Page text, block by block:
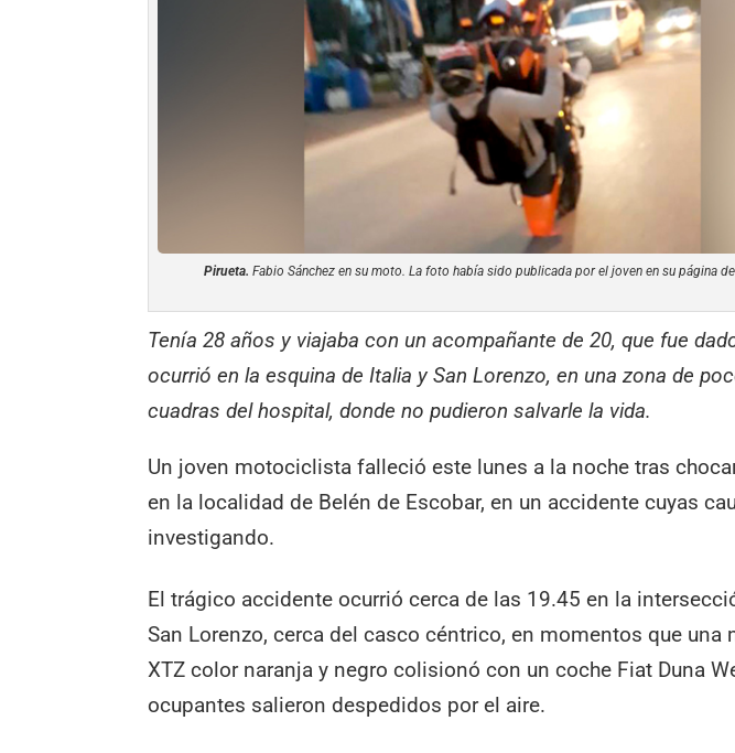
Pirueta. Fabio Sánchez en su moto. La foto había sido publicada por el joven en su página
Tenía 28 años y viajaba con un acompañante de 20, que fue
ocurrió en la esquina de Italia y San Lorenzo, en una zona de
cuadras del hospital, donde no pudieron salvarle la vida.
Un joven motociclista falleció este lunes a la noche tras
en la localidad de Belén de Escobar, en un accidente cuyas
investigando.
El trágico accidente ocurrió cerca de las 19.45 en la
San Lorenzo, cerca del casco céntrico, en momentos que una
XTZ color naranja y negro colisionó con un coche Fiat Duna
ocupantes salieron despedidos por el aire.